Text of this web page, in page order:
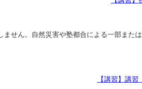
せん。自然災害や塾都合による一部ま
【講習】講